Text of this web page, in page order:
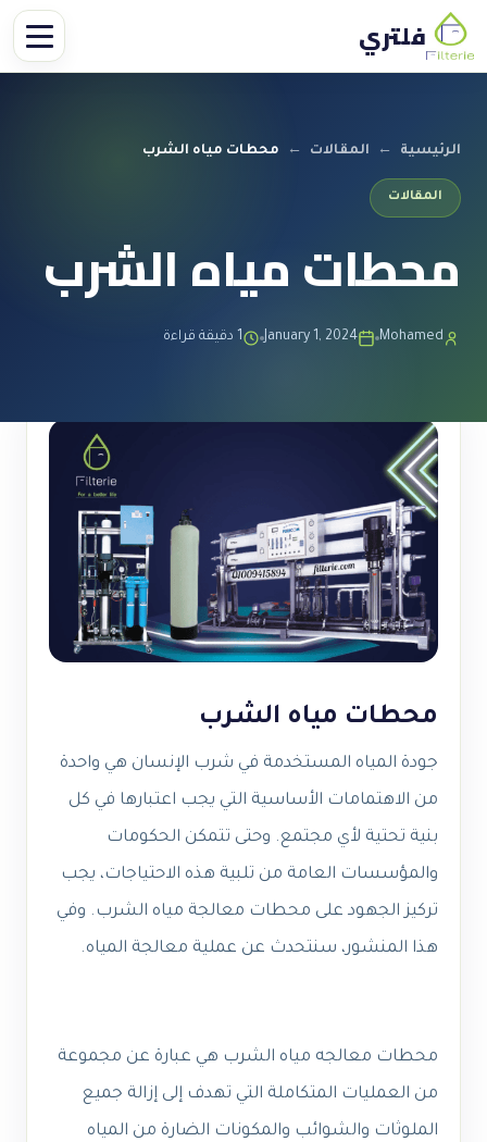
فلتري
الرئيسية ← المقالات ← محطات مياه الشرب
المقالات
محطات مياه الشرب
Mohamed
January 1, 2024 1 دقيقة قراءة
محطات مياه الشرب
جودة المياه المستخدمة في شرب الإنسان هي واحدة
من الاهتمامات الأساسية التي يجب اعتبارها في كل
بنية تحتية لأي مجتمع. وحتى تتمكن الحكومات
والمؤسسات العامة من تلبية هذه الاحتياجات، يجب
تركيز الجهود على محطات معالجة مياه الشرب. وفي
هذا المنشور، سنتحدث عن عملية معالجة المياه.
محطات معالجه مياه الشرب هي عبارة عن مجموعة
من العمليات المتكاملة التي تهدف إلى إزالة جميع
الملوثات والشوائب والمكونات الضارة من المياه